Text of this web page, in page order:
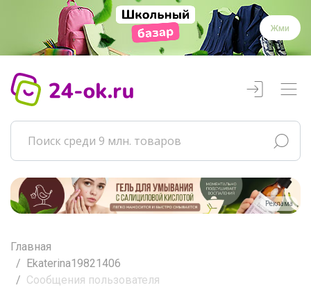
Жми
Реклама
Главная
Ekaterina19821406
Сообщения пользователя